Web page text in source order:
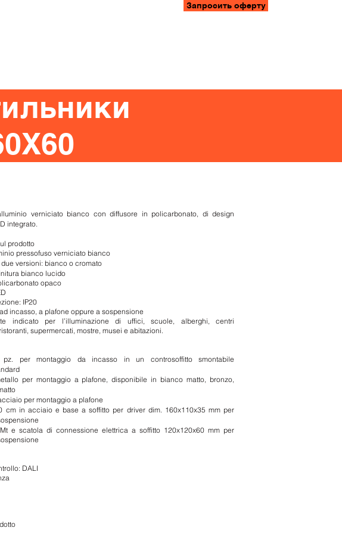
Запросить оферту
verniciato bianco con diffusore in policarbonato, di design
integrato.
prodotto
pressofuso verniciato bianco
versioni: bianco o cromato
bianco lucido
opaco
IP20
incasso, a plafone oppure a sospensione
indicato per l’illuminazione di uffici, scuole, alberghi, centri
supermercati, mostre, musei e abitazioni.
pz. per montaggio da incasso in un controsoffitto smontabile
per montaggio a plafone, disponibile in bianco matto, bronzo,
per montaggio a plafone
cm in acciaio e base a soffitto per driver dim. 160x110x35 mm per
e scatola di connessione elettrica a soffitto 120x120x60 mm per
DALI